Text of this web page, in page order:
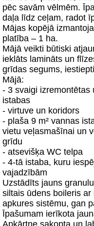
pēc savām vēlmēm.
daļa līdz ceļam, radot
Mājas kopējā
platība – 1 ha.
Mājā veikti būtiski
ieklāts lamināts un
grīdas segums,
Mājā:
- 3 svaigi izremontētas
istabas
- virtuve un koridors
- plaša 9 m² vannas
vietu veļasmašīnai un
grīdu
- atsevišķa WC telpa
- 4-tā istaba, kuru
vajadzībām
Uzstādīts jauns
siltais ūdens boileris
apkures sistēmu, gan
Īpašumam ierīkota
Apkārtne sakopta un